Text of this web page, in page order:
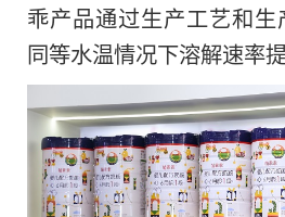
乖产品通过生产工艺和
同等水温情况下溶解速率提